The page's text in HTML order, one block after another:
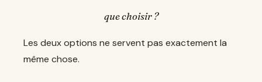
que choisir ?
Les deux options ne servent pas exactement la
même chose.